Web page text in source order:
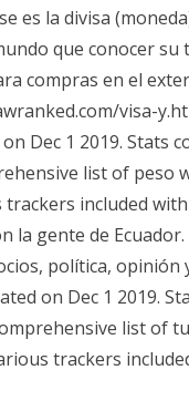
es la divisa
que conocer
compras en el
visa-
Dec 1 2019. Stats
list of peso
included
la gente de
política, opinión
on Dec 1 2019.
list of
trackers